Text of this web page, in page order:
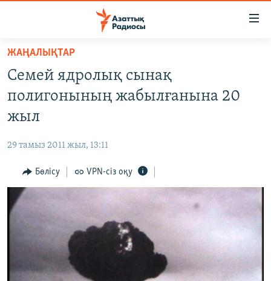
Skip
main
content
to
main
to
Search
АДАМ ҚҰҚЫҚТАРЫ
ӘЛЕУМЕТ
ӘЛЕМ
АРНАЙЫ ЖОБАЛАР
Русский
ЖАҢАЛЫҚТАР
Семей ядролық сынақ
полигонының жабылғанына 20
жыл
29 тамыз 2011 жыл, 13:11
Бөлісу VPN-сіз оқу